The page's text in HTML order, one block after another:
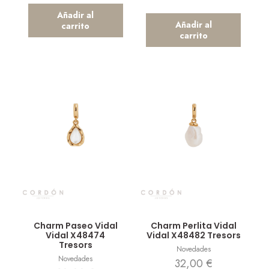
Añadir al
carrito
Añadir al
carrito
Charm Paseo Vidal
Vidal X48474
Tresors
Novedades
Charm Perlita Vidal
Vidal X48482 Tresors
Novedades
32,00 €